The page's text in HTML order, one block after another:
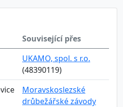
Související přes
UKAMO, spol. s r.o.
(48390119)
Moravskoslezské
drůbežářské závody